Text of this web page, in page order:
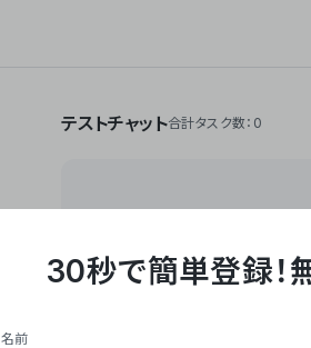
テストチャット合計タスク数：0
**Yoom株式会社は、ビ
API・RPA・OCRなど
作業やデスクワーク
30秒で簡単登録！
名前